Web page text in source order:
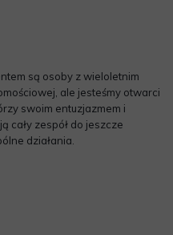
są osoby z wieloletnim
ale jesteśmy otwarci
swoim entuzjazmem i
cały zespół do jeszcze
działania.